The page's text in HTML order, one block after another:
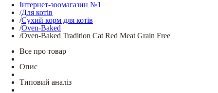
Інтернет-зоомагазин №1
/Для котів
/Сухий корм для котів
/Oven-Baked
/Oven-Baked Tradition Cat Red Meat Grain Free
Все про товар
Опис
Типовий аналіз